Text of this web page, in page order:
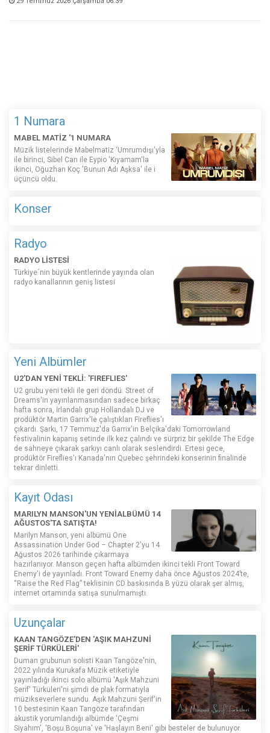
1 Numara
MABEL MATİZ '1 NUMARA
Müzik listelerinde Mabelmatiz ‘Umrumdışı'yla
ile birinci, Sibel Can ile Eypio 'Kıyamam'la
ikinci, Oğuzhan Koç 'Bunun Adı Aşksa' ile i
üçüncü oldu.
Konser
Radyo
RADYO LİSTESİ
Türkiye´nin büyük kentlerinde yayında olan
radyo kanallarının geniş listesi
Yeni Albümler
U2'DAN YENİ TEKLİ: 'FIREFLIES'
U2 grubu yeni tekli ile geri döndü. Street of
Dreams'in yayınlanmasından sadece birkaç
hafta sonra, İrlandalı grup Hollandalı DJ ve
prodüktör Martin Garrix'le çalıştıkları Fireflies'ı
çıkardı. Şarkı, 17 Temmuz'da Garrix'in Belçika'daki Tomorrowland
festivalinin kapanış setinde ilk kez çalındı ​​ve sürpriz bir şekilde The Edge
de sahneye çıkarak şarkıyı canlı olarak seslendirdi. Ertesi gece,
prodüktör Fireflies'ı Kanada'nın Quebec şehrindeki konserinin finalinde
tekrar dinletti.
Kayıt Odası
MARILYN MANSON'UN YENİALBÜMÜ 14
AĞUSTOS'TA SATIŞTA!
Marilyn Manson, yeni albümü One
Assassination Under God – Chapter 2'yu 14
Ağustos 2026 tarihinde çıkarmaya
hazırlanıyor. Manson geçen hafta albümden ikinci tekli Front Toward
Enemy'i de yayınladı. Front Toward Enemy daha önce Ağustos 2024’te,
“Raise the Red Flag” teklisinin CD baskısında B yüzü olarak şer almış,
internet ortamında satışa sunulmamıştı.
Uzunçalar
KAAN TANGÖZE'DEN 'AŞIK MAHZUNİ
ŞERİF TÜRKÜLERİ'
Duman grubunun solisti Kaan Tangöze'nin,
2022 yılında Kurukafa Müzik etiketiyle
yayınladığı ikinci solo albümü 'Aşık Mahzuni
Şerif' Türküleri'ni şimdi de plak formatıyla
müzikseverlere sundu. Aşık Mahzuni Şerif'in
10 bestesinin Kaan Tangöze tarafından
akustik yorumlandığı albümde 'Çeşmi
Siyahım', 'Boşu Boşuna' ve 'Haşlayın Beni' gibi besteler de bulunuyor.